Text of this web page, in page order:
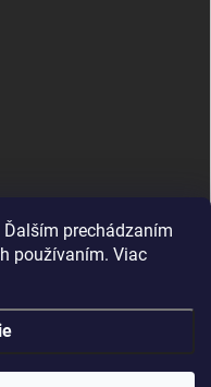
prechádzaním
používaním. Viac